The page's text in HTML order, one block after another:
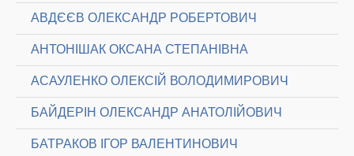
АВДЄЄВ ОЛЕКСАНДР РОБЕРТОВИЧ
АНТОНІШАК ОКСАНА СТЕПАНІВНА
АСАУЛЕНКО ОЛЕКСІЙ ВОЛОДИМИРОВИЧ
БАЙДЕРІН ОЛЕКСАНДР АНАТОЛІЙОВИЧ
БАТРАКОВ ІГОР ВАЛЕНТИНОВИЧ